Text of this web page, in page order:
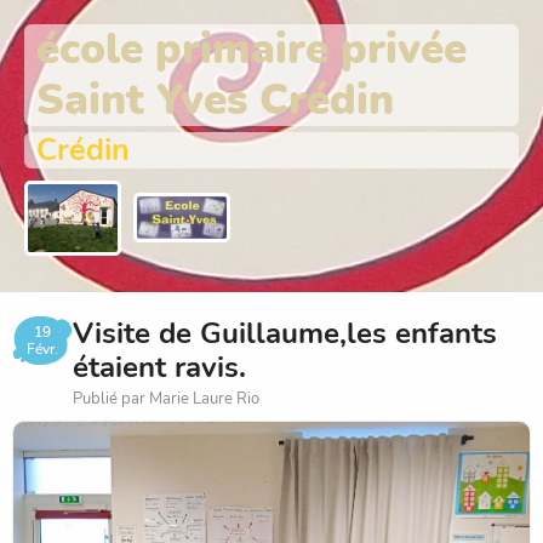
école primaire privée
Saint Yves Crédin
Crédin
19
Févr.
Visite de Guillaume,les enfants
étaient ravis.
Publié par Marie Laure Rio